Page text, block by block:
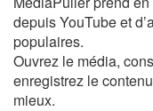
depuis YouTube et
populaires.
Ouvrez le média,
enregistrez le
mieux.